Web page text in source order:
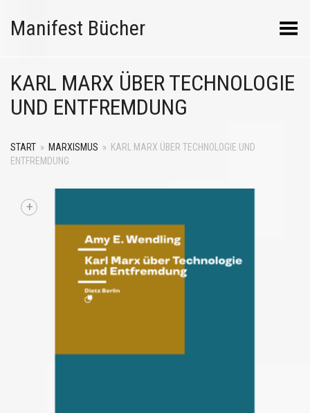
Manifest Bücher Menü umschalten
KARL MARX ÜBER TECHNOLOGIE
UND ENTFREMDUNG
START » MARXISMUS » KARL MARX ÜBER TECHNOLOGIE UND
ENTFREMDUNG
+